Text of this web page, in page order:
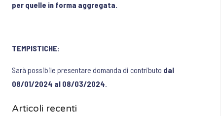
per quelle in forma aggregata.
TEMPISTICHE:
Sarà possibile presentare domanda di contributo dal
08/01/2024 al 08/03/2024.
Articoli recenti